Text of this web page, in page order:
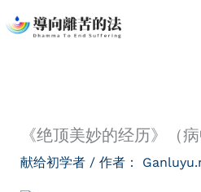
至
《绝顶美妙的经历》（病
献给初学者/ 作者：